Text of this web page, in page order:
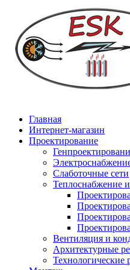
Главная
Интернет-магазин
Проектирование
Слаботочные сети
Теплоснабжение
Вентиляция и
Архитектурные
Технологические